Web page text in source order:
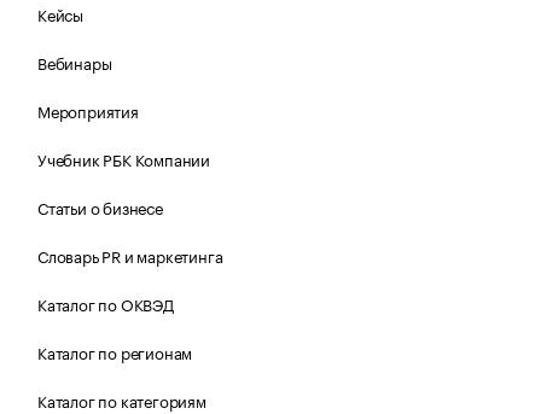
Кейсы
Вебинары
Мероприятия
Учебник РБК Компании
Статьи о бизнесе
Словарь PR и маркетинга
Каталог по ОКВЭД
Каталог по регионам
Каталог по категориям